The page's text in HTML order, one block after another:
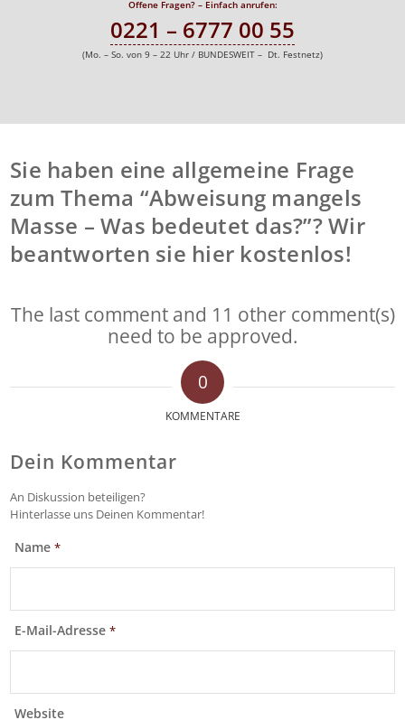
Offene Fragen? – Einfach anrufen:
0221 – 6777 00 55
(Mo. – So. von 9 – 22 Uhr / BUNDESWEIT – Dt. Festnetz)
Sie haben eine allgemeine Frage
zum Thema “Abweisung mangels
Masse – Was bedeutet das?”? Wir
beantworten sie hier kostenlos!
The last comment and 11 other comment(s)
need to be approved.
0
KOMMENTARE
Dein Kommentar
An Diskussion beteiligen?
Hinterlasse uns Deinen Kommentar!
Name*
E-Mail-Adresse*
Website